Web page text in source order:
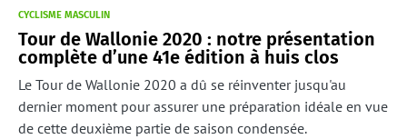
CYCLISME MASCULIN
Tour de Wallonie 2020 : notre présentation
complète d’une 41e édition à huis clos
Le Tour de Wallonie 2020 a dû se réinventer jusqu'au
dernier moment pour assurer une préparation idéale en vue
de cette deuxième partie de saison condensée.